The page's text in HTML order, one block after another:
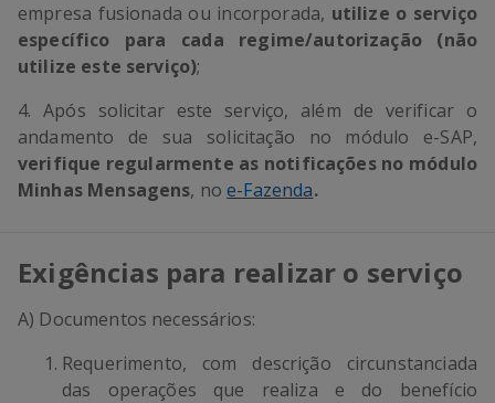
empresa fusionada ou incorporada, utilize o serviço
específico para cada regime/autorização (não
utilize este serviço);
4. Após solicitar este serviço, além de verificar o
andamento de sua solicitação no módulo e-SAP,
verifique regularmente as notificações no módulo
Minhas Mensagens, noe-Fazenda.
Exigências para realizar o serviço
A) Documentos necessários:
Requerimento, com descrição circunstanciada
das operações que realiza e do benefício